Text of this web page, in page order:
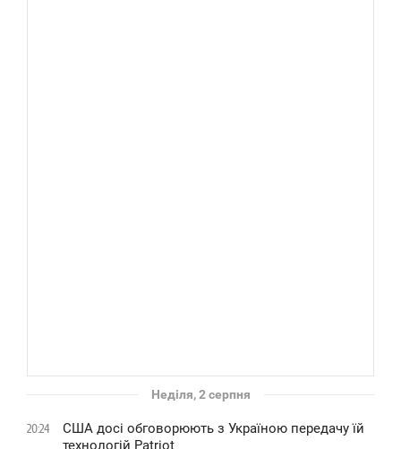
Неділя, 2 серпня
20:24
США досі обговорюють з Україною передачу їй
технологій Patriot